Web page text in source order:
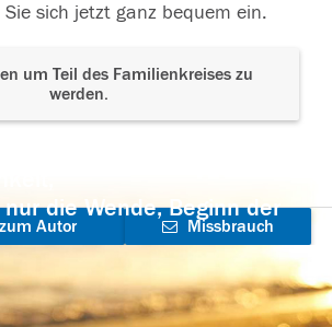
sich jetzt ganz bequem ein.
um Teil des Familienkreises zu
werden.
die Wende, Beginn der
Autor
Missbrauch